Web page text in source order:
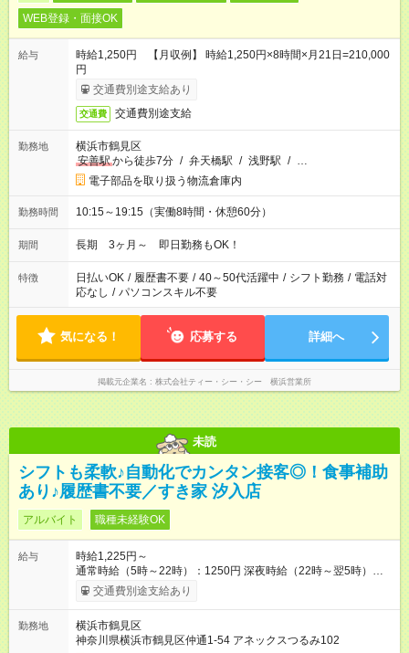
WEB登録・面接OK
給与
時給1,250円 【月収例】 時給1,250円×8時間×月21日=210,000
円
交通費別途支給あり
交通費 交通費別途支給
勤務地
横浜市鶴見区
安善駅から徒歩7分 / 弁天橋駅 / 浅野駅 / …
電子部品を取り扱う物流倉庫内
勤務時間 10:15～19:15（実働8時間・休憩60分）
期間 長期 3ヶ月～ 即日勤務もOK！
特徴 日払いOK / 履歴書不要 / 40～50代活躍中 / シフト勤務 / 電話対
応なし / パソコンスキル不要
気になる！ 応募する 詳細へ
掲載元企業名 株式会社ティー・シー・シー 横浜営業所
未読
シフトも柔軟♪自動化でカンタン接客◎！食事補助
あり♪履歴書不要／すき家 汐入店
アルバイト 職種未経験OK
給与
時給1,225円～
通常時給（5時～22時）：1250円 深夜時給（22時～翌5時）：
1563円 高校生時給：1225円 【特別手当】早朝手当（5：00-9：
00）時給+150円 【試用期間】試用期間あり 試用期間の長さ：1
30日（※条件変更なし）ですが、切り上げで一ヶ月とさせてい
ただきます。 研修制度あり：15時間(研修中も同時給）
交通費別途支給あり
勤務地
横浜市鶴見区
神奈川県横浜市鶴見区仲通1-54 アネックスつるみ102